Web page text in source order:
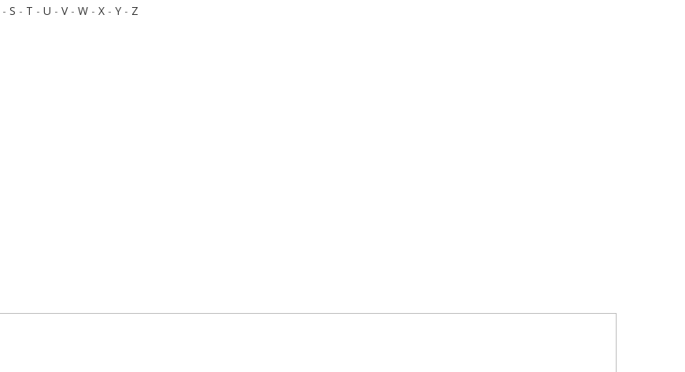
- S - T - U - V- W - X - Y - Z